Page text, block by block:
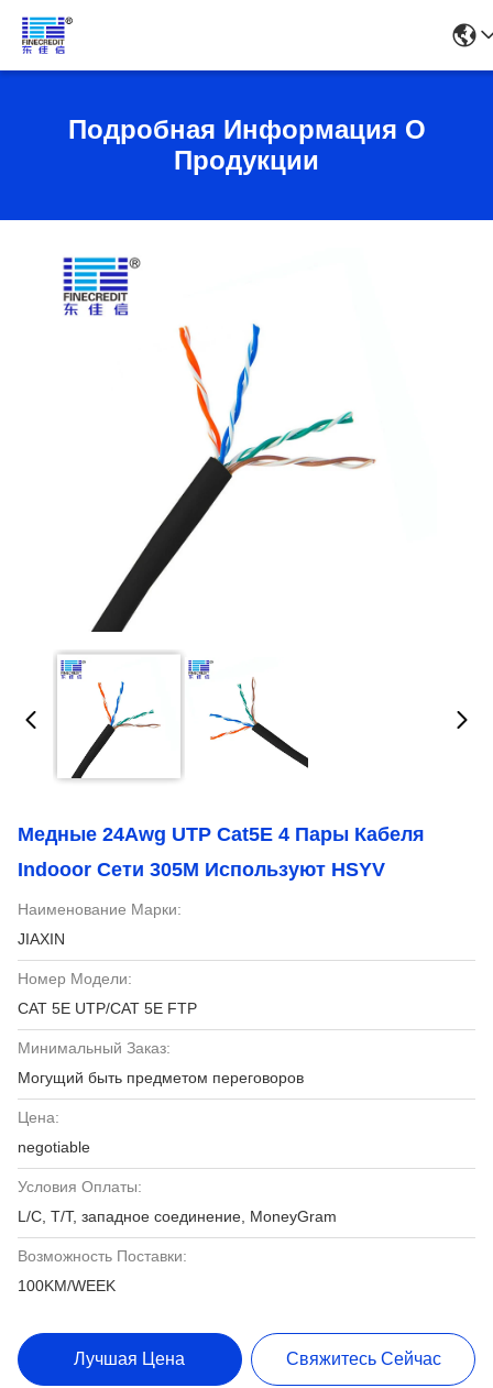
Подробная Информация О
Продукции
Медные 24Awg UTP Cat5E 4 Пары Кабеля
Indooor Сети 305M Используют HSYV
Наименование Марки:
JIAXIN
Номер Модели:
CAT 5E UTP/CAT 5E FTP
Минимальный Заказ:
Могущий быть предметом переговоров
Цена:
negotiable
Условия Оплаты:
L/C, T/T, западное соединение, MoneyGram
Возможность Поставки:
100KM/WEEK
Лучшая Цена Свяжитесь Сейчас